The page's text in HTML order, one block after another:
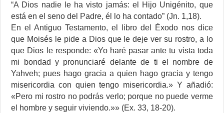
“A Dios nadie le ha visto jamás: el Hijo Unigénito, que
está en el seno del Padre, él lo ha contado” (Jn. 1,18).
En el Antiguo Testamento, el libro del Éxodo nos dice
que Moisés le pide a Dios que le deje ver su rostro, a lo
que Dios le responde: «Yo haré pasar ante tu vista toda
mi bondad y pronunciaré delante de ti el nombre de
Yahveh; pues hago gracia a quien hago gracia y tengo
misericordia con quien tengo misericordia.» Y añadió:
«Pero mi rostro no podrás verlo; porque no puede verme
el hombre y seguir viviendo.»» (Ex. 33, 18-20).